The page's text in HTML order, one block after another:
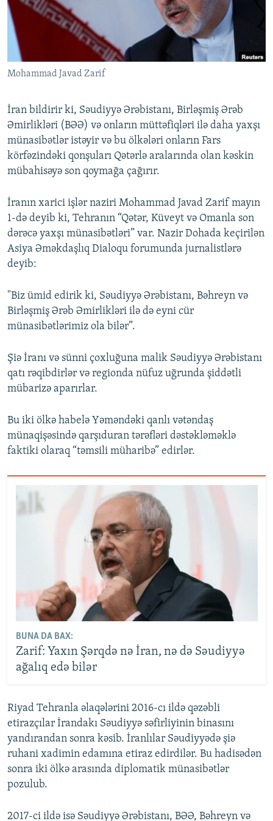
İNFOQRAFIKA
AZƏRBAYCAN ƏDƏBIYYATI KITABXANASI
İSLAM VƏ DEMOKRATIYA
İZ - MƏDƏNIYYƏT PROQRAMI
MISSIYAMIZ
PEŞƏ ETIKASI VƏ JURNALISTIKA STANDARTLARIMIZ
MATERIALLARIMIZDAN ISTIFADƏ
AZADLIQRADIOSU MOBIL TELEFONUNUZDA
XƏBƏR BÜLLETENLƏRIMIZ
BIZI IZLƏ
RFE/RL-in bütün saytları
Mohammad Javad Zarif
İran bildirir ki, Səudiyyə Ərəbistanı, Birləşmiş Ərəb
Əmirlikləri (BƏƏ) və onların müttəfiqləri ilə daha yaxşı
münasibətlər istəyir və bu ölkələri onların Fars
körfəzindəki qonşuları Qətərlə aralarında olan kəskin
mübahisəyə son qoymağa çağırır.
İranın xarici işlər naziri Mohammad Javad Zarif mayın
1-də deyib ki, Tehranın “Qətər, Küveyt və Omanla son
dərəcə yaxşı münasibətləri” var. Nazir Dohada keçirilən
Asiya Əməkdaşlıq Dialoqu forumunda jurnalistlərə
deyib:
"Biz ümid edirik ki, Səudiyyə Ərəbistanı, Bəhreyn və
Birləşmiş Ərəb Əmirlikləri ilə də eyni cür
münasibətlərimiz ola bilər”.
Şiə İranı və sünni çoxluğuna malik Səudiyyə Ərəbistanı
qatı rəqibdirlər və regionda nüfuz uğrunda şiddətli
mübarizə aparırlar.
Bu iki ölkə habelə Yəməndəki qanlı vətəndaş
münaqişəsində qarşıduran tərəfləri dəstəkləməklə
faktiki olaraq “təmsili müharibə” edirlər.
BUNA DA BAX:
Zarif: Yaxın Şərqdə nə İran, nə də Səudiyyə
ağalıq edə bilər
Riyad Tehranla əlaqələrini 2016-cı ildə qəzəbli
etirazçılar İrandakı Səudiyyə səfirliyinin binasını
yandırandan sonra kəsib. İranlılar Səudiyyədə şiə
ruhani xadimin edamına etiraz edirdilər. Bu hadisədən
sonra iki ölkə arasında diplomatik münasibətlər
pozulub.
2017-ci ildə isə Səudiyyə Ərəbistanı, BƏƏ, Bəhreyn və